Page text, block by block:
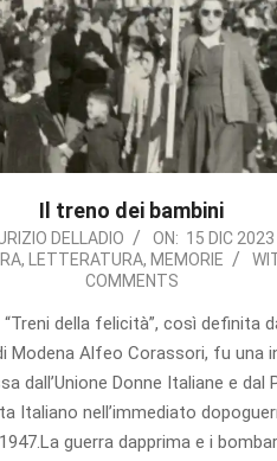
Il treno dei bambini
DELLADIO ON: 15 DIC 2023
, LETTERATURA, MEMORIE
COMMENTS
“Treni della felicità”, così definita
Modena Alfeo Corassori, fu una
dall’Unione Donne Italiane e dal
Italiano nell’immediato
guerra dapprima e i